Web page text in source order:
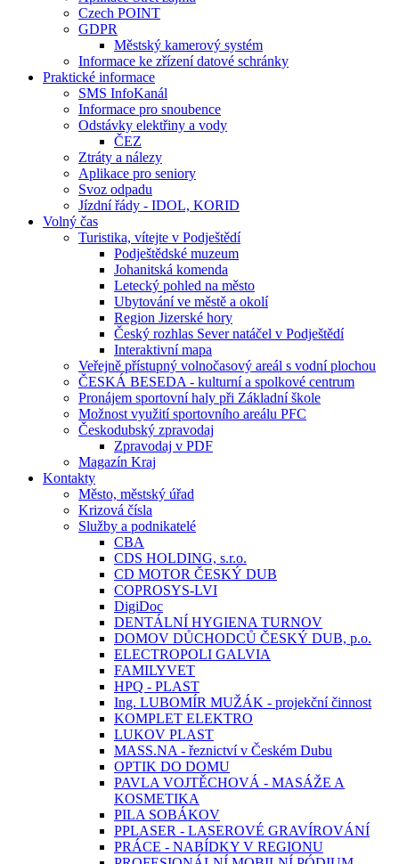
Czech POINT
GDPR
Městský kamerový systém
Informace ke zřízení datové schránky
Praktické informace
SMS InfoKanál
Informace pro snoubence
Odstávky elektřiny a vody
ČEZ
Ztráty a nálezy
Aplikace pro seniory
Svoz odpadu
Jízdní řády - IDOL, KORID
Volný čas
Turistika, vítejte v Podještědí
Podještědské muzeum
Johanitská komenda
Letecký pohled na město
Ubytování ve městě a okolí
Region Jizerské hory
Český rozhlas Sever natáčel v Podještědí
Interaktivní mapa
Veřejně přístupný volnočasový areál s vodní plochou
ČESKÁ BESEDA - kulturní a spolkové centrum
Pronájem sportovní haly při Základní škole
Možnost využití sportovního areálu PFC
Českodubský zpravodaj
Zpravodaj v PDF
Magazín Kraj
Kontakty
Město, městský úřad
Krizová čísla
Služby a podnikatelé
CBA
CDS HOLDING, s.r.o.
CD MOTOR ČESKÝ DUB
COPROSYS-LVI
DigiDoc
DENTÁLNÍ HYGIENA TURNOV
DOMOV DŮCHODCŮ ČESKÝ DUB, p.o.
ELECTROPOLI GALVIA
FAMILYVET
HPQ - PLAST
Ing. LUBOMÍR MUŽÁK - projekční činnost
KOMPLET ELEKTRO
LUKOV PLAST
MASS.NA - řeznictví v Českém Dubu
OPTIK DO DOMU
PAVLA VOJTĚCHOVÁ - MASÁŽE A
KOSMETIKA
PILA SOBÁKOV
PPLASER - LASEROVÉ GRAVÍROVÁNÍ
PRÁCE - NABÍDKY V REGIONU